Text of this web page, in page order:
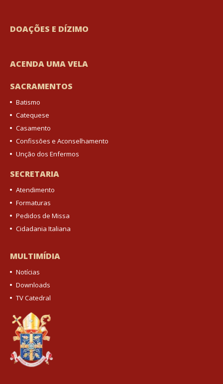
DOAÇÕES E DÍZIMO
ACENDA UMA VELA
SACRAMENTOS
Batismo
Catequese
Casamento
Confissões e Aconselhamento
Unção dos Enfermos
SECRETARIA
Atendimento
Formaturas
Pedidos de Missa
Cidadania Italiana
MULTIMÍDIA
Notícias
Downloads
TV Catedral